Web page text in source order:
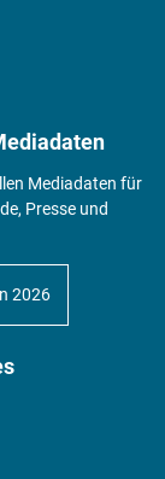
Mediadaten für
Presse und
2026